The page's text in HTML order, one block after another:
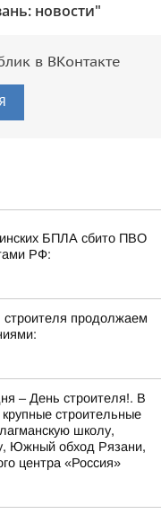
новости"
в ВКонтакте
БПЛА сбито ПВО
РФ:
продолжаем
– День строителя!. В
строительные
школу,
Южный обход Рязани,
центра «Россия»